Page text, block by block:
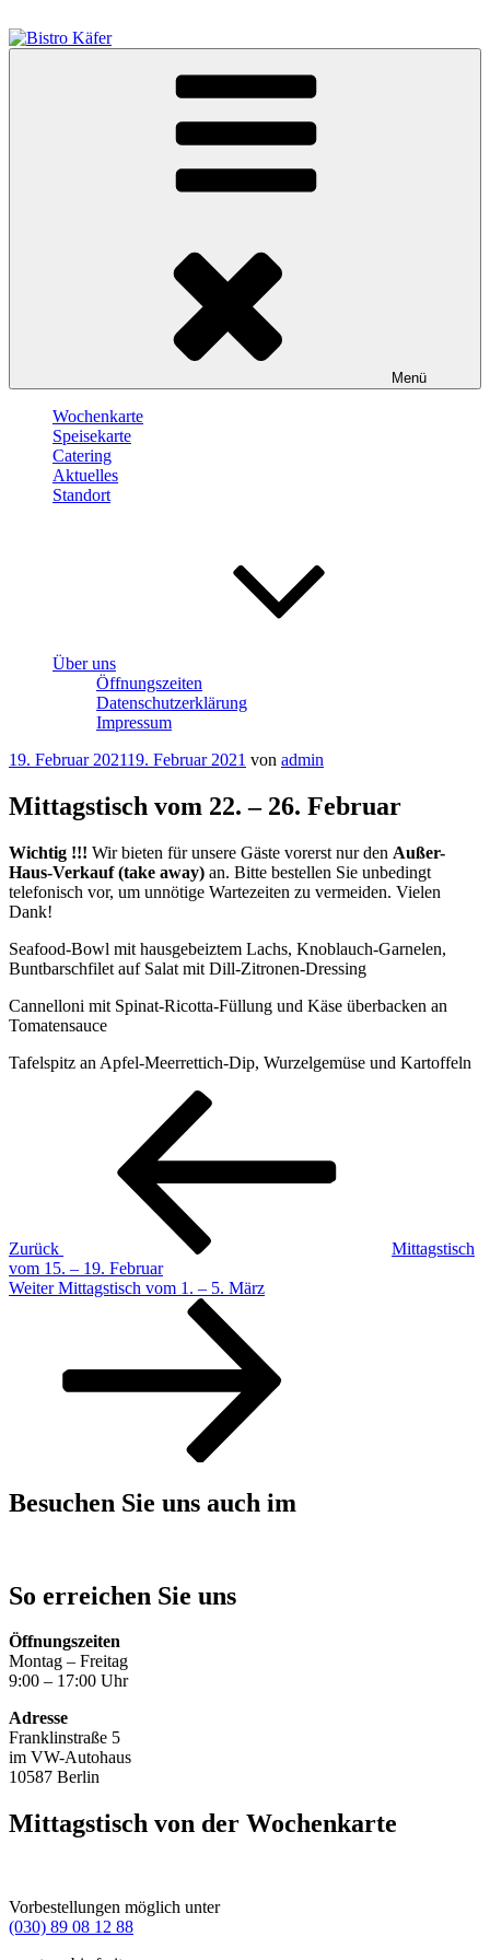
Inhalt
springen
Café – Bistro – Catering
Menü
Wochenkarte
Speisekarte
Catering
Aktuelles
Standort
Über uns
Öffnungszeiten
Datenschutzerklärung
Impressum
Veröffentlicht
19. Februar 202119. Februar 2021 von admin
Mittagstisch vom 22. – 26. Februar
Wichtig !!! Wir bieten für unsere Gäste vorerst nur den Außer-
Haus-Verkauf (take away) an. Bitte bestellen Sie unbedingt
telefonisch vor, um unnötige Wartezeiten zu vermeiden. Vielen
Dank!
Seafood-Bowl mit hausgebeiztem Lachs, Knoblauch-Garnelen,
Buntbarschfilet auf Salat mit Dill-Zitronen-Dressing
Cannelloni mit Spinat-Ricotta-Füllung und Käse überbacken an
Tomatensauce
Tafelspitz an Apfel-Meerrettich-Dip, Wurzelgemüse und Kartoffeln
Beitragsnavigation
Zurück
Mittagstisch
vom 15. – 19. Februar
Nächster
Weiter Mittagstisch vom 1. – 5. März
Besuchen Sie uns auch im
So erreichen Sie uns
Öffnungszeiten
Montag – Freitag
9:00 – 17:00 Uhr
Adresse
Franklinstraße 5
im VW-Autohaus
10587 Berlin
Mittagstisch von der Wochenkarte
Vorbestellungen möglich unter
(030) 89 08 12 88